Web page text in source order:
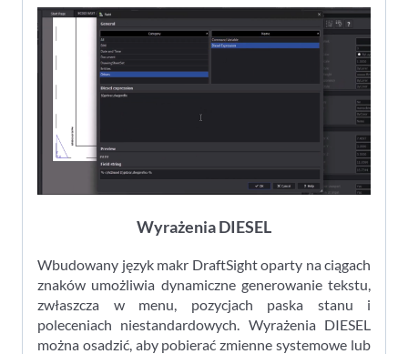
Wyrażenia DIESEL
Wbudowany język makr DraftSight oparty na ciągach
znaków umożliwia dynamiczne generowanie tekstu,
zwłaszcza w menu, pozycjach paska stanu i
poleceniach niestandardowych. Wyrażenia DIESEL
można osadzić, aby pobierać zmienne systemowe lub